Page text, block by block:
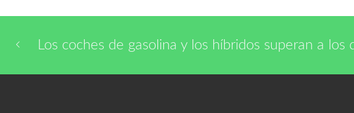
Los coches de gasolina y los híbridos superan a los